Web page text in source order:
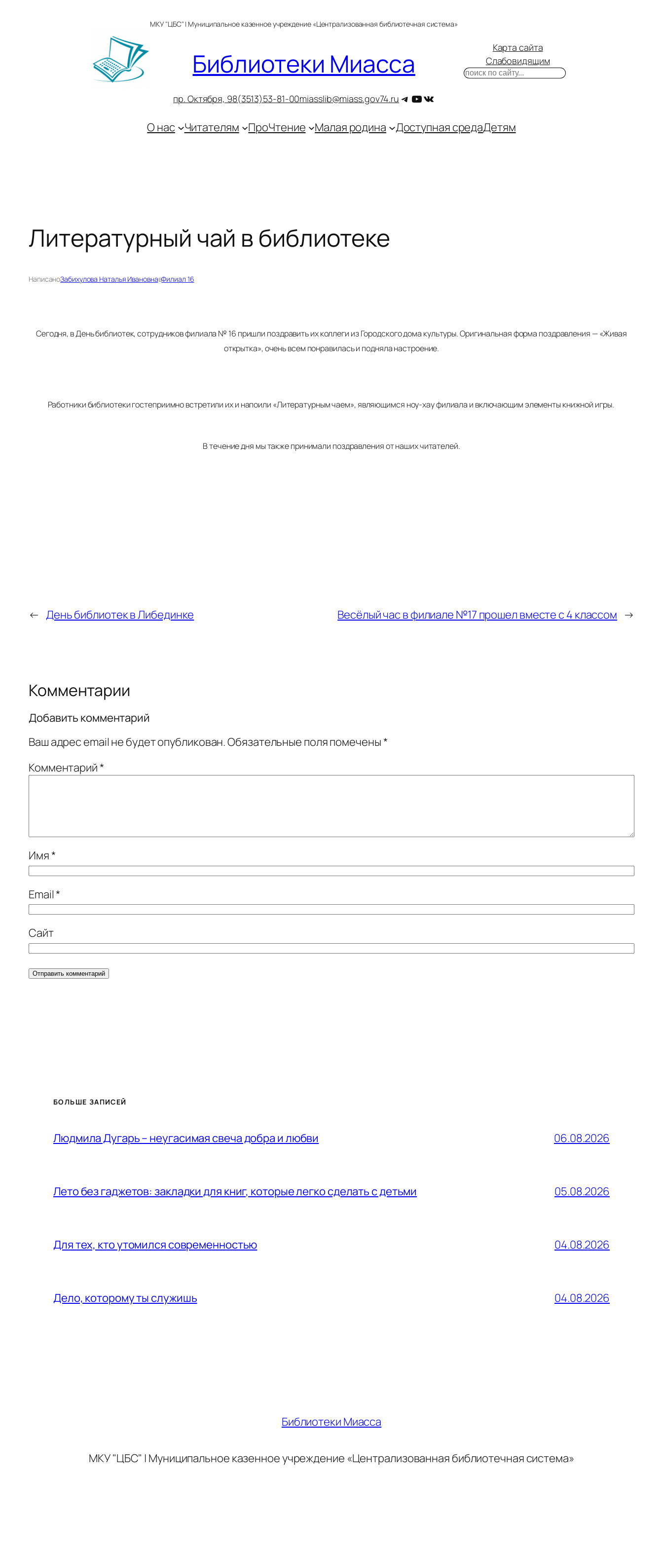
МКУ "ЦБС" | Муниципальное казенное учреждение «Централизованная библиотечная система»
Библиотеки Миасса
пр. Октября, 98(3513)53-81-00miasslib@miass.gov74.ru Telegram
YouTube
ВКонтакте
Карта сайта
Слабовидящим
Поиск
О нас Читателям ПроЧтение Малая родина Доступная средаДетям
Литературный чай в библиотеке
НаписаноЗабихулова Наталья ИвановнавФилиал 16
Сегодня, в День библиотек, сотрудников филиала № 16 пришли поздравить их коллеги из Городского дома культуры. Оригинальная форма поздравления — «Живая
открытка», очень всем понравилась и подняла настроение.
Работники библиотеки гостеприимно встретили их и напоили «Литературным чаем», являющимся ноу-хау филиала и включающим элементы книжной игры.
В течение дня мы также принимали поздравления от наших читателей.
← День библиотек в Либединке Весёлый час в филиале №17 прошел вместе с 4 классом →
Комментарии
Добавить комментарий
Ваш адрес email не будет опубликован.Обязательные поля помечены*
Комментарий*
Имя*
Email*
Сайт
БОЛЬШЕ ЗАПИСЕЙ
Людмила Дугарь – неугасимая свеча добра и любви 06.08.2026
Лето без гаджетов: закладки для книг, которые легко сделать с детьми 05.08.2026
Для тех, кто утомился современностью 04.08.2026
Дело, которому ты служишь 04.08.2026
Библиотеки Миасса
МКУ "ЦБС" | Муниципальное казенное учреждение «Централизованная библиотечная система»